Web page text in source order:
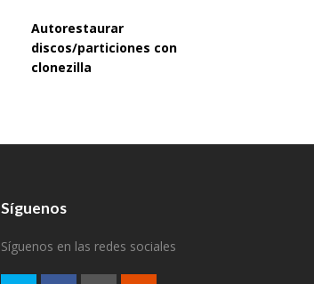
Autorestaurar
discos/particiones con
clonezilla
Síguenos
Síguenos en las redes sociales